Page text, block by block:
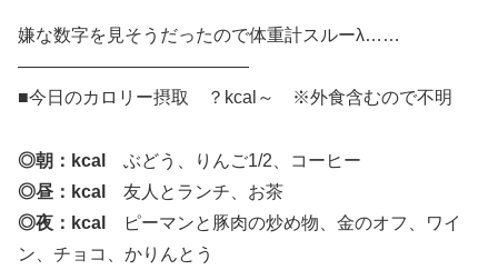
嫌な数字を見そうだったので体重計スルーλ……
—————————————
■今日のカロリー摂取 ？kcal～ ※外食含むので不明
◎朝：kcal
ぶどう、りんご1/2、コーヒー
◎昼：kcal
友人とランチ、お茶
◎夜：kcal
ピーマンと豚肉の炒め物、金のオフ、ワイ
ン、チョコ、かりんとう